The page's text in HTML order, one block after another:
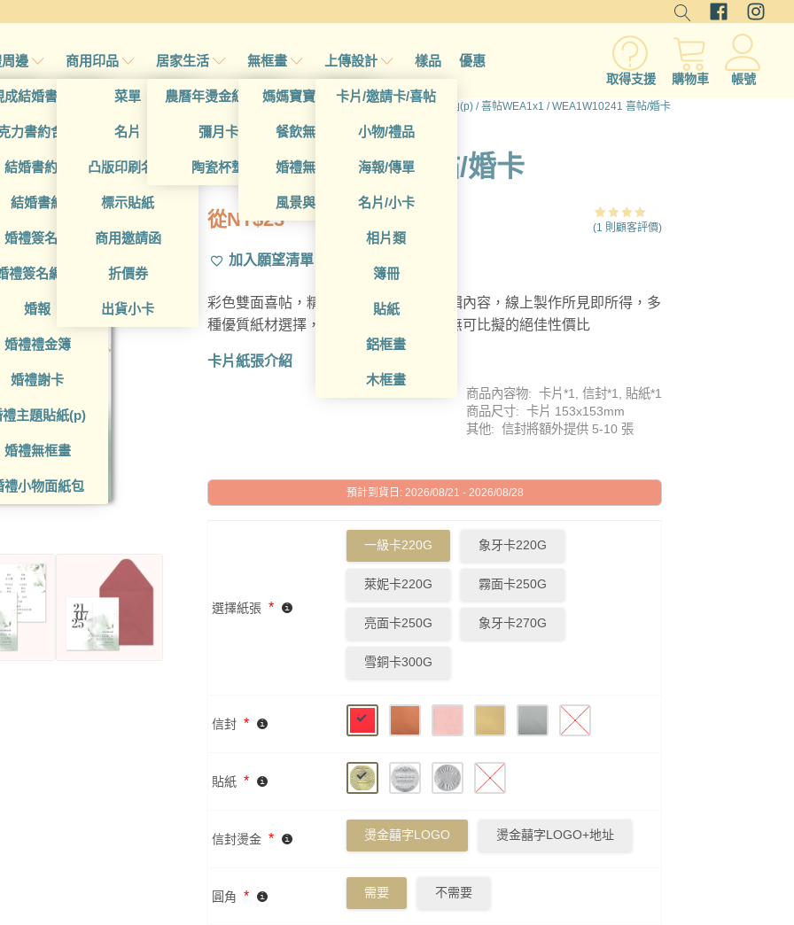
邊
成結婚書約夾
力書約含木座
結婚書約組
結婚書約
婚禮簽名簿
禮簽名綢(p)
婚報
婚禮禮金簿
婚禮謝卡
禮主題貼紙(p)
婚禮無框畫
禮小物面紙包
商用印品
菜單
名片
凸版印刷名片
標示貼紙
商用邀請函
折價券
出貨小卡
居家生活
農曆年燙金紅包袋
彌月卡
陶瓷杯墊
無框畫
媽媽寶寶無框畫
餐飲無框畫
婚禮無框畫
風景與藝術
上傳設計
卡片/邀請卡/喜帖
小物/禮品
海報/傳單
名片/小卡
相片類
簿冊
貼紙
鋁框畫
木框畫
樣品 優惠
取得支援 購物車 帳號
首頁 / 所有產品 / 卡片/邀請函(p) /喜帖WEA1x1 / WEA1W10241 喜帖/婚卡
WEA1W10241 喜帖/婚卡
從NT$23
評分
1
(1 則顧客評價)
加入願望清單
彩色雙面喜帖，精選多樣設計，自由編輯內容，線上製作所見即所得，多
種優質紙材選擇，精湛台灣在地印刷，無可比擬的絕佳性價比
卡片紙張介紹
商品內容物: 卡片*1, 信封*1, 貼紙*1
商品尺寸: 卡片 153x153mm
其他: 信封將額外提供 5-10 張
預計到貨日: 2026/08/21 - 2026/08/28
選擇紙張 *
一級卡220G 象牙卡220G
萊妮卡220G 霧面卡250G
亮面卡250G 象牙卡270G
雪銅卡300G
信封 *
貼紙 *
信封燙金 * 燙金囍字LOGO 燙金囍字LOGO+地址
圓角 * 需要 不需要